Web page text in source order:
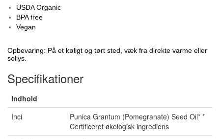
USDA Organic
BPA free
Vegan
Opbevaring: På et køligt og tørt sted, væk fra direkte varme eller
sollys.
Specifikationer
Indhold
Inci
Punica Grantum (Pomegranate) Seed Oil* *
Certificeret økologisk ingrediens